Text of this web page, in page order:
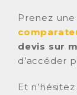
Prenez
devis sur
d’accéder
Et